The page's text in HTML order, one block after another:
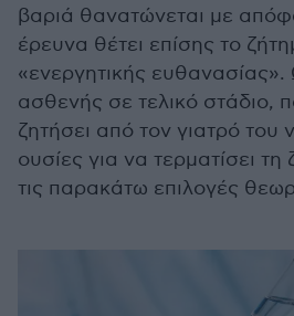
βαριά θανατώνεται με
έρευνα θέτει επίσης το
«ενεργητικής
ασθενής σε τελικό στάδιο,
ζητήσει από τον γιατρό του
ουσίες για να τερματίσει
τις παρακάτω επιλογές